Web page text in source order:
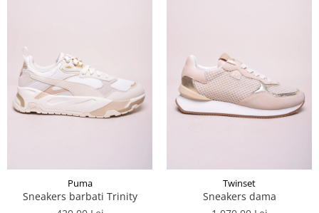
Puma
Sneakers barbati Trinity
Twinset
Sneakers dama